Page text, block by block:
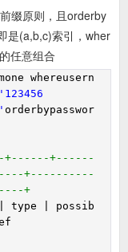
缀原则，且orderby
是(a,b,c)索引，wher
任意组合
whereusern
'123456
orderbypasswor
+------
+----------
+
| type | possib